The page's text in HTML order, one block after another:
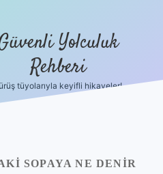
Yolculuk
Rehberi
tüyolarıyla keyifli hikayeler!
SOPAYA NE DENIR